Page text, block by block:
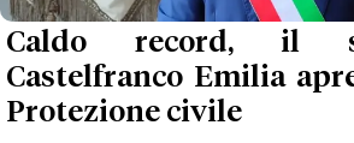
Caldo record, il
Castelfranco Emilia
Protezione civile